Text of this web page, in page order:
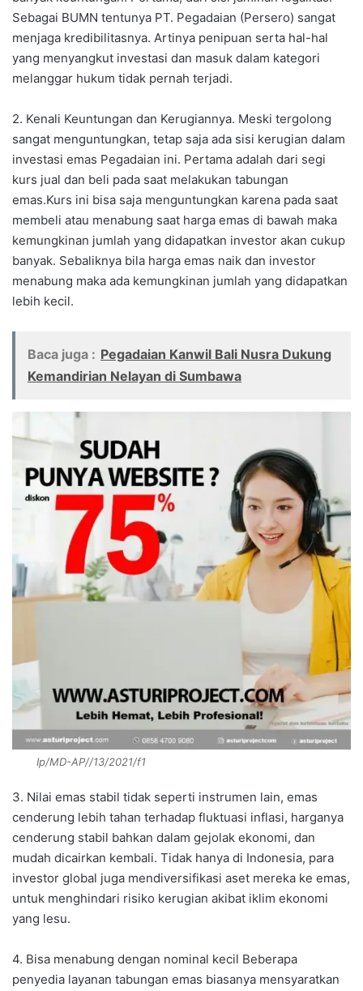
Sebagai BUMN tentunya PT. Pegadaian (Persero) sangat
menjaga kredibilitasnya. Artinya penipuan serta hal-hal
yang menyangkut investasi dan masuk dalam kategori
melanggar hukum tidak pernah terjadi.
2. Kenali Keuntungan dan Kerugiannya. Meski tergolong
sangat menguntungkan, tetap saja ada sisi kerugian dalam
investasi emas Pegadaian ini. Pertama adalah dari segi
kurs jual dan beli pada saat melakukan tabungan
emas.Kurs ini bisa saja menguntungkan karena pada saat
membeli atau menabung saat harga emas di bawah maka
kemungkinan jumlah yang didapatkan investor akan cukup
banyak. Sebaliknya bila harga emas naik dan investor
menabung maka ada kemungkinan jumlah yang didapatkan
lebih kecil.
Baca juga : Pegadaian Kanwil Bali Nusra Dukung
Kemandirian Nelayan di Sumbawa
Ip/MD-AP//13/2021/f1
3. Nilai emas stabil tidak seperti instrumen lain, emas
cenderung lebih tahan terhadap fluktuasi inflasi, harganya
cenderung stabil bahkan dalam gejolak ekonomi, dan
mudah dicairkan kembali. Tidak hanya di Indonesia, para
investor global juga mendiversifikasi aset mereka ke emas,
untuk menghindari risiko kerugian akibat iklim ekonomi
yang lesu.
4. Bisa menabung dengan nominal kecil Beberapa
penyedia layanan tabungan emas biasanya mensyaratkan